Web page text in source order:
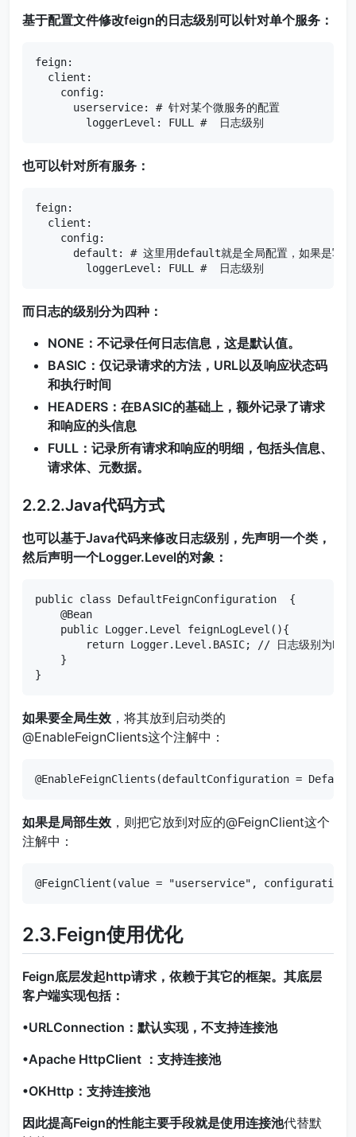
基于配置文件修改feign的日志级别可以针对单个服务：
feign:
  client:
    config:
      userservice: # 针对某个微服务的配置
        loggerLevel: FULL #  日志级别
也可以针对所有服务：
feign:
  client:
    config:
default: # 这里用default就是全局配置，如果是写服
        loggerLevel: FULL #  日志级别
而日志的级别分为四种：
NONE：不记录任何日志信息，这是默认值。
BASIC：仅记录请求的方法，URL以及响应状态码
和执行时间
HEADERS：在BASIC的基础上，额外记录了请求
和响应的头信息
FULL：记录所有请求和响应的明细，包括头信息、
请求体、元数据。
2.2.2.Java代码方式
也可以基于Java代码来修改日志级别，先声明一个类，
然后声明一个Logger.Level的对象：
public class DefaultFeignConfiguration  {
    @Bean
    public Logger.Level feignLogLevel(){
return Logger.Level.BASIC; // 日志级别为
    }
}
如果要全局生效 ，将其放到启动类的
@EnableFeignClients这个注解中：
@EnableFeignClients(defaultConfiguration =
如果是局部生效 ，则把它放到对应的@FeignClient这个
注解中：
@FeignClient(value = "userservice",
2.3.Feign使用优化
Feign底层发起http请求，依赖于其它的框架。其底层
客户端实现包括：
•URLConnection：默认实现，不支持连接池
•Apache HttpClient ：支持连接池
•OKHttp：支持连接池
因此提高Feign的性能主要手段就是使用连接池代替默